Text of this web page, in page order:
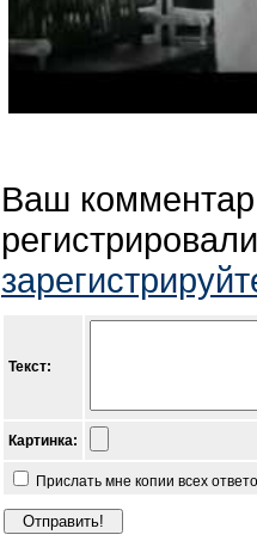
Ваш
Текст:
Картинка:
Прислать мне копии всех